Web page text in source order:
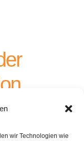
wir Technologien wie